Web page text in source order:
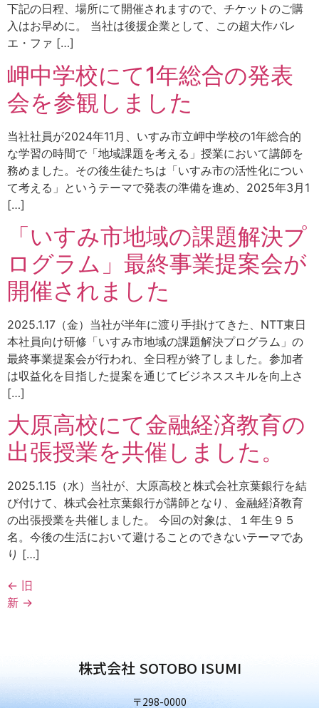
下記の日程、場所にて開催されますので、チケットのご購
入はお早めに。 当社は後援企業として、この超大作バレ
エ・ファ […]
岬中学校にて1年総合の発表
会を参観しました
当社社員が2024年11月、いすみ市立岬中学校の1年総合的
な学習の時間で「地域課題を考える」授業において講師を
務めました。その後生徒たちは「いすみ市の活性化につい
て考える」というテーマで発表の準備を進め、2025年3月1
[…]
「いすみ市地域の課題解決プ
ログラム」最終事業提案会が
開催されました
2025.1.17（金）当社が半年に渡り手掛けてきた、NTT東日
本社員向け研修「いすみ市地域の課題解決プログラム」の
最終事業提案会が行われ、全日程が終了しました。参加者
は収益化を目指した提案を通じてビジネススキルを向上さ
[…]
大原高校にて金融経済教育の
出張授業を共催しました。
2025.1.15（水）当社が、大原高校と株式会社京葉銀行を結
び付けて、株式会社京葉銀行が講師となり、金融経済教育
の出張授業を共催しました。 今回の対象は、１年生９５
名。今後の生活において避けることのできないテーマであ
り […]
← 旧
新 →
株式会社 SOTOBO ISUMI
〒298-0000